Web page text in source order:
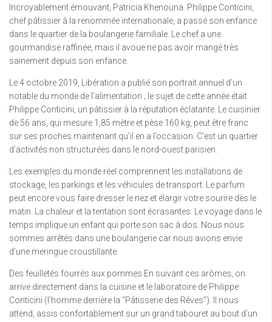
Incroyablement émouvant, Patricia Khenouna. Philippe Conticini,
chef pâtissier à la renommée internationale, a passé son enfance
dans le quartier de la boulangerie familiale. Le chef a une
gourmandise raffinée, mais il avoue ne pas avoir mangé très
sainement depuis son enfance.
Le 4 octobre 2019, Libération a publié son portrait annuel d’un
notable du monde de l’alimentation ; le sujet de cette année était
Philippe Conticini, un pâtissier à la réputation éclatante. Le cuisinier
de 56 ans, qui mesure 1,85 mètre et pèse 160 kg, peut être franc
sur ses proches maintenant qu’il en a l’occasion. C’est un quartier
d’activités non structurées dans le nord-ouest parisien.
Les exemples du monde réel comprennent les installations de
stockage, les parkings et les véhicules de transport. Le parfum
peut encore vous faire dresser le nez et élargir votre sourire dès le
matin. La chaleur et la tentation sont écrasantes. Le voyage dans le
temps implique un enfant qui porte son sac à dos. Nous nous
sommes arrêtés dans une boulangerie car nous avions envie
d’une meringue croustillante.
Des feuilletés fourrés aux pommes En suivant ces arômes, on
arrive directement dans la cuisine et le laboratoire de Philippe
Conticini (l’homme derrière la “Pâtisserie des Rêves”). Il nous
attend, assis confortablement sur un grand tabouret au bout d’un